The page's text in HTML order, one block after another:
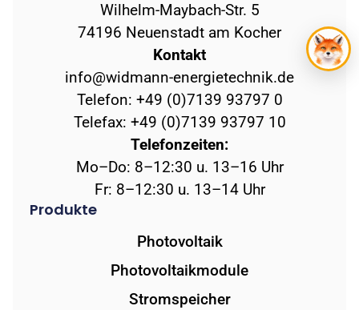
Wilhelm-Maybach-Str. 5
74196 Neuenstadt am Kocher
Kontakt
info@widmann-energietechnik.de
Telefon: +49 (0)7139 93797 0
Telefax: +49 (0)7139 93797 10
Telefonzeiten:
Mo–Do: 8–12:30 u. 13–16 Uhr
Fr: 8–12:30 u. 13–14 Uhr
Produkte
Photovoltaik
Photovoltaikmodule
Stromspeicher